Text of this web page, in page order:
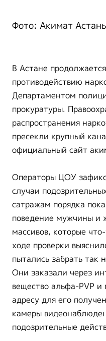
Фото: Акимат
В Астане
противодействию
Департаментом
прокуратуры.
распространения
пресекли крупный
официальный сайт
Операторы ЦОУ
случаи
сатражам порядка
поведение мужчины и
массивов, которые
ходе проверки
пытались забрать так
Они заказали через
вещество альфа-PVP
адресу для его
камеры
подозрительные